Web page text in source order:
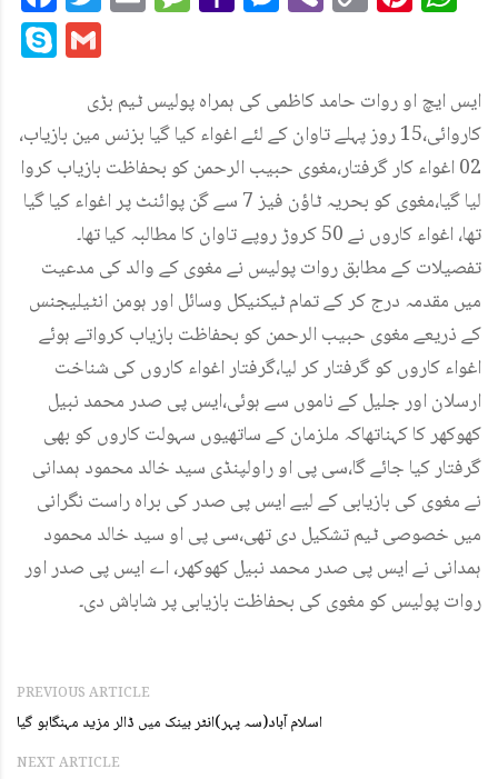
Mail Link
Skype
ایس ایچ او روات حامد کاظمی کی ہمراہ پولیس ٹیم بڑی
کاروائی،15 روز پہلے تاوان کے لئے اغواء کیا گیا بزنس مین بازیاب،
02 اغواء کار گرفتار،مغوی حبیب الرحمن کو بحفاظت بازیاب کروا
لیا گیا،مغوی کو بحریہ ٹاؤن فیز 7 سے گن پوائنٹ پر اغواء کیا گیا
تھا، اغواء کاروں نے 50 کروڑ روپے تاوان کا مطالبہ کیا تھا۔
تفصیلات کے مطابق روات پولیس نے مغوی کے والد کی مدعیت
میں مقدمہ درج کر کے تمام ٹیکنیکل وسائل اور ہومن انٹیلیجنس
کے ذریعے مغوی حبیب الرحمن کو بحفاظت بازیاب کرواتے ہوئے
اغواء کاروں کو گرفتار کر لیا،گرفتار اغواء کاروں کی شناخت
ارسلان اور جلیل کے ناموں سے ہوئی،ایس پی صدر محمد نبیل
کھوکھر کا کہناتھاکہ ملزمان کے ساتھیوں سہولت کاروں کو بھی
گرفتار کیا جائے گا،سی پی او راولپنڈی سید خالد محمود ہمدانی
نے مغوی کی بازیابی کے لیے ایس پی صدر کی براہ راست نگرانی
میں خصوصی ٹیم تشکیل دی تھی،سی پی او سید خالد محمود
ہمدانی نے ایس پی صدر محمد نبیل کھوکھر، اے ایس پی صدر اور
روات پولیس کو مغوی کی بحفاظت بازیابی پر شاباش دی۔
PREVIOUS ARTICLE
اسلام آباد(سہ پہر)انٹر بینک میں ڈالر مزید مہنگاہو گیا
NEXT ARTICLE